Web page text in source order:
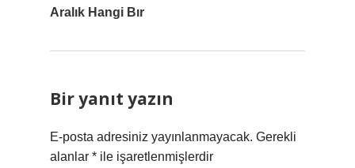
Aralık Hangi Bır
Bir yanıt yazın
E-posta adresiniz yayınlanmayacak. Gerekli
alanlar * ile işaretlenmişlerdir